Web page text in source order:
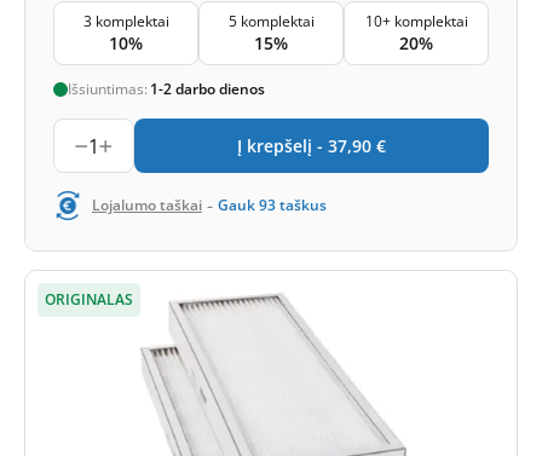
3 komplektai
10%
5 komplektai
15%
10+ komplektai
20%
Išsiuntimas: 1-2 darbo dienos
1 Į krepšelį - 37,90 €
Lojalumo taškai - Gauk93taškus
ORIGINALAS